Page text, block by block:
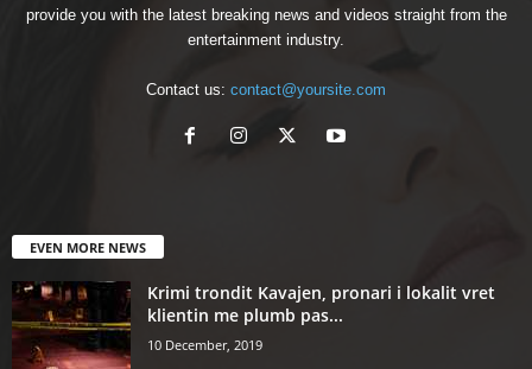
provide you with the latest breaking news and videos straight from the
entertainment industry.
Contact us: contact@yoursite.com
EVEN MORE NEWS
Krimi trondit Kavajen, pronari i lokalit vret
klientin me plumb pas...
10 December, 2019